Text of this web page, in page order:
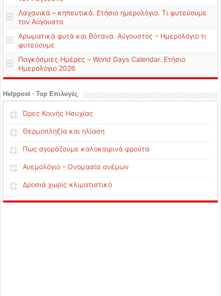
Λαχανικά – κηπευτικά. Ετήσιο ημερολόγιο. Τι φυτεύουμε
τον Αύγουστο
Αρωματικά φυτά και Βότανα. Αύγουστος – Ημερολόγιο τι
φυτεύουμε
Παγκόσμιες Ημέρες – World Days Calendar. Ετήσιο
Ημερολόγιο 2026
Helppost · Top Επιλογές
Ώρες Κοινής Ησυχίας
Θερμοπληξία και ηλίαση
Πως αγοράζουμε καλοκαιρινά φρούτα
Ανεμολόγιο – Ονομασία ανέμων
Δροσιά χωρίς κλιματιστικό